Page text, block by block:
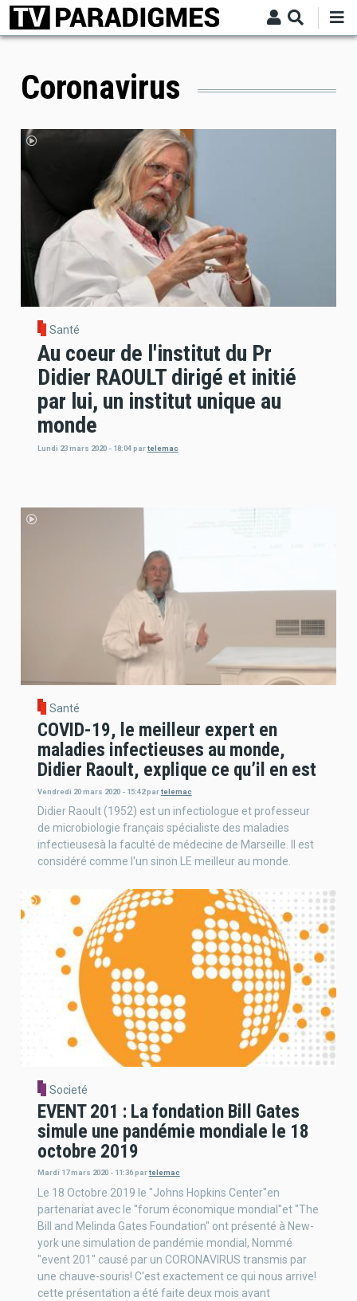
Aller
contenu
Coronavirus
Santé
Au coeur de l'institut du Pr
Didier RAOULT dirigé et initié
par lui, un institut unique au
monde
Lundi 23 mars 2020 - 18:04 partelemac
Santé
COVID-19, le meilleur expert en
maladies infectieuses au monde,
Didier Raoult, explique ce qu’il en est
Vendredi 20 mars 2020 - 15:42 partelemac
Didier Raoult (1952) est un infectiologue et professeur
de microbiologie français spécialiste des maladies
infectieusesà la faculté de médecine de Marseille. Il est
considéré comme l'un sinon LE meilleur au monde.
Societé
EVENT 201 : La fondation Bill Gates
simule une pandémie mondiale le 18
octobre 2019
Mardi 17 mars 2020 - 11:36 partelemac
Le 18 Octobre 2019 le "Johns Hopkins Center"en
partenariat avec le "forum économique mondial"et "The
Bill and Melinda Gates Foundation" ont présenté à New-
york une simulation de pandémie mondial, Nommé
"event 201" causé par un CORONAVIRUS transmis par
une chauve-souris! C'est exactement ce qui nous arrive!
cette présentation a été faite deux mois avant